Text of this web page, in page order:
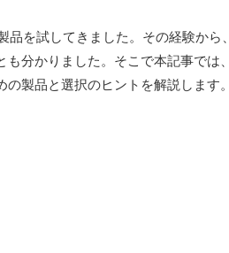
を試してきました。その経験から、
分かりました。そこで本記事では、
製品と選択のヒントを解説します。